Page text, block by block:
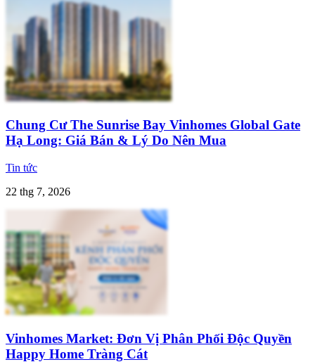
Chung Cư The Sunrise Bay Vinhomes Global Gate
Hạ Long: Giá Bán & Lý Do Nên Mua
Tin tức
22 thg 7, 2026
Vinhomes Market: Đơn Vị Phân Phối Độc Quyền
Happy Home Tràng Cát